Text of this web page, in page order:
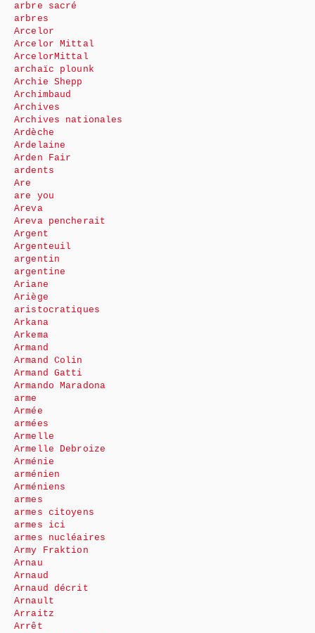
arbre sacré
arbres
Arcelor
Arcelor Mittal
ArcelorMittal
archaïc plounk
Archie Shepp
Archimbaud
Archives
Archives nationales
Ardèche
Ardelaine
Arden Fair
ardents
Are
are you
Areva
Areva pencherait
Argent
Argenteuil
argentin
argentine
Ariane
Ariège
aristocratiques
Arkana
Arkema
Armand
Armand Colin
Armand Gatti
Armando Maradona
arme
Armée
armées
Armelle
Armelle Debroize
Arménie
arménien
Arméniens
armes
armes citoyens
armes ici
armes nucléaires
Army Fraktion
Arnau
Arnaud
Arnaud décrit
Arnault
Arraitz
Arrêt